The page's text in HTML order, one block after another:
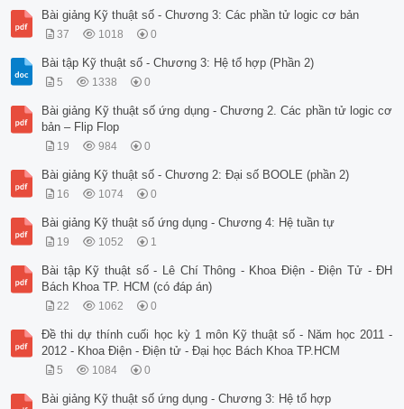
Bài giảng Kỹ thuật số - Chương 3: Các phần tử logic cơ bản
37 1018 0
Bài tập Kỹ thuật số - Chương 3: Hệ tổ hợp (Phần 2)
5 1338 0
Bài giảng Kỹ thuật số ứng dụng - Chương 2. Các phần tử logic cơ
bản – Flip Flop
19 984 0
Bài giảng Kỹ thuật số - Chương 2: Đại số BOOLE (phần 2)
16 1074 0
Bài giảng Kỹ thuật số ứng dụng - Chương 4: Hệ tuần tự
19 1052 1
Bài tập Kỹ thuật số - Lê Chí Thông - Khoa Điện - Điện Tử - ĐH
Bách Khoa TP. HCM (có đáp án)
22 1062 0
Đề thi dự thính cuối học kỳ 1 môn Kỹ thuật số - Năm học 2011 -
2012 - Khoa Điện - Điện tử - Đại học Bách Khoa TP.HCM
5 1084 0
Bài giảng Kỹ thuật số ứng dụng - Chương 3: Hệ tổ hợp